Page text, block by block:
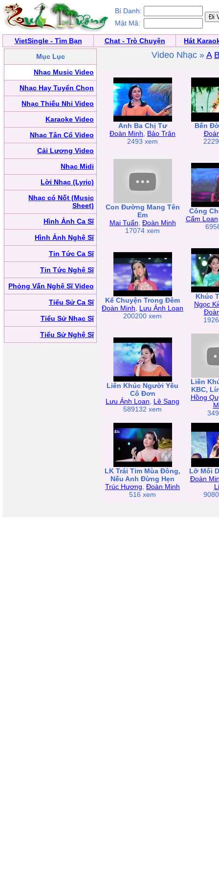
Bí Danh:
Mật Mã:
VietSingle - Tìm Bạn Chat - Trò Chuyện
Hát
Mục Lục
Nhạc Music Video
Nhạc Hay Tuyển Chọn
Nhạc Thiếu Nhi Video
Karaoke Video
Nhạc Tân Cổ Video
Cải Lương Video
Nhạc Midi
Lời Nhạc (Lyric)
Nhạc có Nốt (Music
Sheet)
Hình Ảnh Ca Sĩ
Hình Ảnh Nghệ Sĩ
Tin Tức Ca Sĩ
Tin Tức Nghệ Sĩ
Phỏng Vấn Nghệ Sĩ Video
Tiểu Sử Ca Sĩ
Tiểu Sử Nhạc Sĩ
Tiểu Sử Nghệ Sĩ
Video Nhạc » A
Anh Ba Chị Tư
Đoàn Minh
Bảo Trân
2493 xem
Bến
Con Đường Mang Tên
Em
Mai Tuấn Đoàn Minh
17074 xem
Công
Cẩm Loan
Kể Chuyện Trong Đêm
Đoàn Minh
Lưu Ánh Loan
200200 xem
Khúc
Ngọc
Liên Khúc Người Yêu
Cô Đơn
Lưu Ánh Loan
Lê Sang
589132 xem
Liên
KBC,
Hồng
LK Trái Tim Mùa Đông,
Nếu Anh Đừng Hẹn
Trúc Hương Đoàn Minh
516 xem
Lỡ Mối
Đoàn